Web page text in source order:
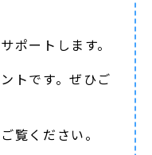
ポートします。
トです。ぜひご
覧ください。